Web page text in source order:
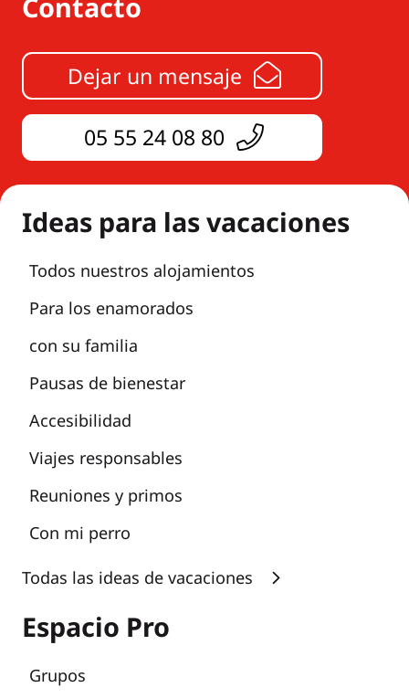
Dejar un mensaje
05 55 24 08 80
Ideas para las vacaciones
Todos nuestros alojamientos
Para los enamorados
con su familia
Pausas de bienestar
Accesibilidad
Viajes responsables
Reuniones y primos
Con mi perro
Todas las ideas de vacaciones
Espacio Pro
Grupos